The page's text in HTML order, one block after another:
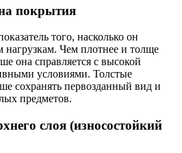
покрытия
того, насколько он
нагрузкам. Чем плотнее и толще
она справляется с высокой
условиями. Толстые
сохранять первозданный вид и
предметов.
слоя (износостойкий